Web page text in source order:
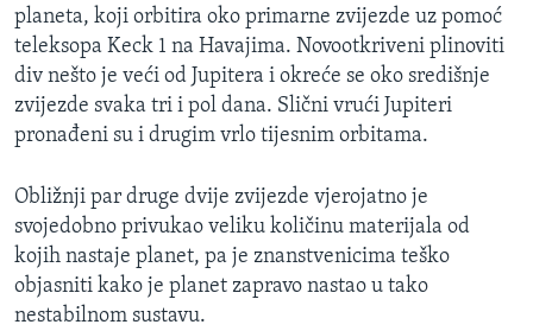
Jezici
planeta, koji orbitira oko primarne zvijezde uz pomoć
teleksopa Keck 1 na Havajima. Novootkriveni plinoviti
div nešto je veći od Jupitera i okreće se oko središnje
zvijezde svaka tri i pol dana. Slični vrući Jupiteri
pronađeni su i drugim vrlo tijesnim orbitama.
Obližnji par druge dvije zvijezde vjerojatno je
svojedobno privukao veliku količinu materijala od
kojih nastaje planet, pa je znanstvenicima teško
objasniti kako je planet zapravo nastao u tako
nestabilnom sustavu.